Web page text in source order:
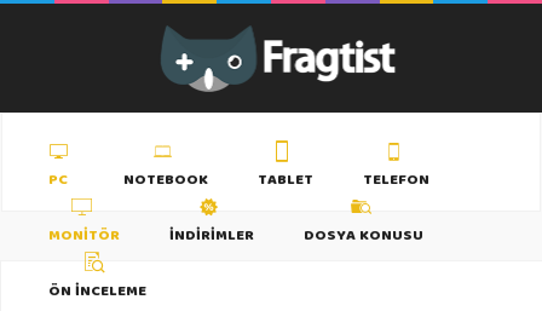
PC NOTEBOOK TABLET
TELEFON
MONITÖR
İNDIRIMLER
DOSYA KONUSU
ÖN İNCELEME